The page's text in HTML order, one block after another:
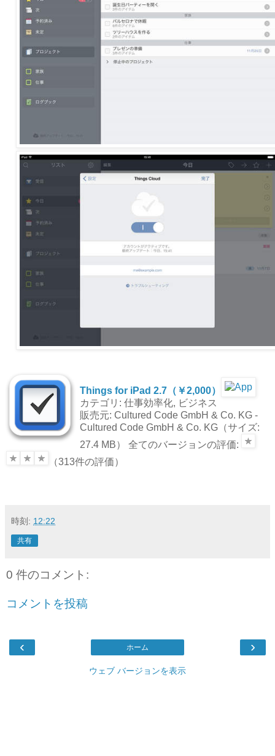
Things for iPad 2.7（￥2,000）
カテゴリ: 仕事効率化, ビジネス
販売元: Cultured Code GmbH & Co. KG -
Cultured Code GmbH & Co. KG（サイズ:
27.4 MB） 全てのバージョンの評価:
（313件の評価）
時刻: 12:22
共有
0 件のコメント:
コメントを投稿
‹ ›
ホーム
ウェブ バージョンを表示